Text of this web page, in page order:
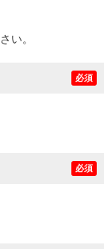
い。
必須
必須